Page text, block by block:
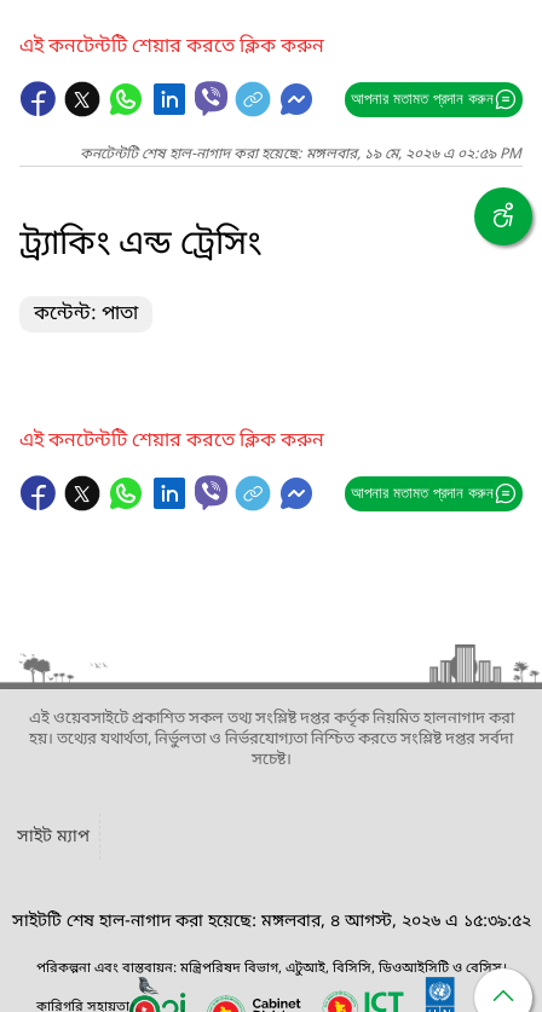
এই কনটেন্টটি শেয়ার করতে ক্লিক করুন
আপনার মতামত প্রদান করুন
কনটেন্টটি শেষ হাল-নাগাদ করা হয়েছে: মঙ্গলবার, ১৯ মে, ২০২৬ এ ০২:৫৯ PM
ট্র্যাকিং এন্ড ট্রেসিং
কন্টেন্ট: পাতা
এই কনটেন্টটি শেয়ার করতে ক্লিক করুন
আপনার মতামত প্রদান করুন
এই ওয়েবসাইটে প্রকাশিত সকল তথ্য সংশ্লিষ্ট দপ্তর কর্তৃক নিয়মিত হালনাগাদ করা
হয়। তথ্যের যথার্থতা, নির্ভুলতা ও নির্ভরযোগ্যতা নিশ্চিত করতে সংশ্লিষ্ট দপ্তর সর্বদা
সচেষ্ট।
সাইট ম্যাপ
সাইটটি শেষ হাল-নাগাদ করা হয়েছে: মঙ্গলবার, ৪ আগস্ট, ২০২৬ এ ১৫:৩৯:৫২
পরিকল্পনা এবং বাস্তবায়ন: মন্ত্রিপরিষদ বিভাগ, এটুআই, বিসিসি, ডিওআইসিটি ও বেসিস।
কারিগরি সহায়তা